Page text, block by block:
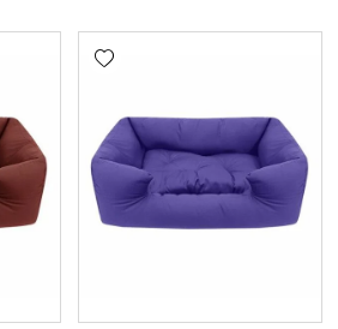
Add wishlist